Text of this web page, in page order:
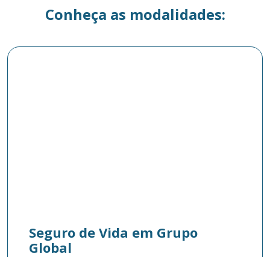
Conheça as modalidades:
Seguro de Vida em Grupo
Global